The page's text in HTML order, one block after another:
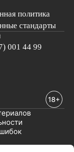
политика
стандарты
001 44 99